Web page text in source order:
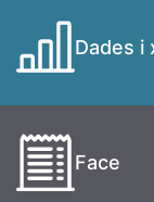
Dades i
Face